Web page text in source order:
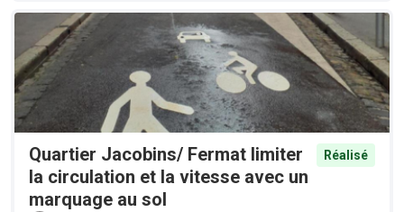
Quartier Jacobins/ Fermat limiter
la circulation et la vitesse avec un
marquage au sol
Réalisé